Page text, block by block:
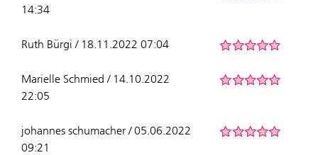
14:34
Ruth Bürgi / 18.11.2022 07:04
Marielle Schmied / 14.10.2022
22:05
johannes schumacher / 05.06.2022
09:21